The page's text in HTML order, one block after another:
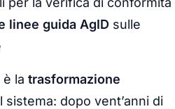
linee guida AgID sulle
la trasformazione
sistema: dopo vent’anni di